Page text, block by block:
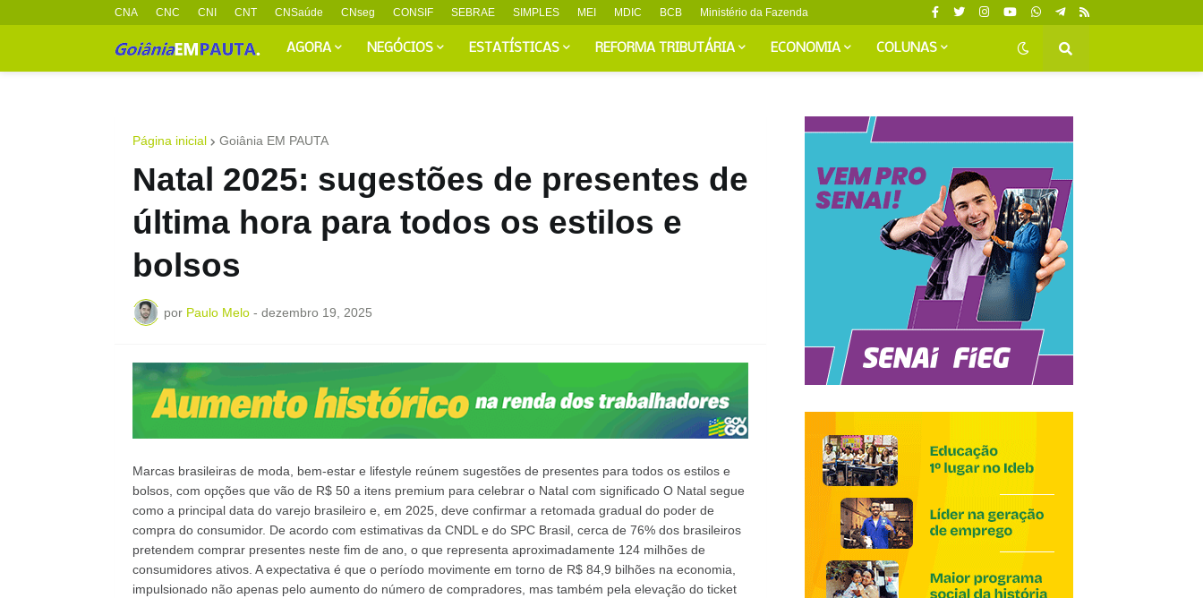
CNA CNC CNI CNT CNSaúde CNseg CONSIF SEBRAE SIMPLES MEI MDIC BCB Ministério da Fazenda
AGORA NEGÓCIOS ESTATÍSTICAS REFORMA TRIBUTÁRIA ECONOMIA COLUNAS
Página inicial Goiânia EM PAUTA
Natal 2025: sugestões de presentes de
última hora para todos os estilos e
bolsos
por Paulo Melo - dezembro 19, 2025
Marcas brasileiras de moda, bem-estar e lifestyle reúnem sugestões de presentes para todos os estilos e
bolsos, com opções que vão de R$ 50 a itens premium para celebrar o Natal com significado O Natal segue
como a principal data do varejo brasileiro e, em 2025, deve confirmar a retomada gradual do poder de
compra do consumidor. De acordo com estimativas da CNDL e do SPC Brasil, cerca de 76% dos brasileiros
pretendem comprar presentes neste fim de ano, o que representa aproximadamente 124 milhões de
consumidores ativos. A expectativa é que o período movimente em torno de R$ 84,9 bilhões na economia,
impulsionado não apenas pelo aumento do número de compradores, mas também pela elevação do ticket